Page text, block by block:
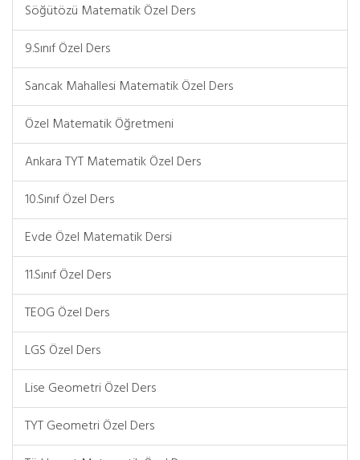
Söğütözü Matematik Özel Ders
9.Sınıf Özel Ders
Sancak Mahallesi Matematik Özel Ders
Özel Matematik Öğretmeni
Ankara TYT Matematik Özel Ders
10.Sınıf Özel Ders
Evde Özel Matematik Dersi
11.Sınıf Özel Ders
TEOG Özel Ders
LGS Özel Ders
Lise Geometri Özel Ders
TYT Geometri Özel Ders